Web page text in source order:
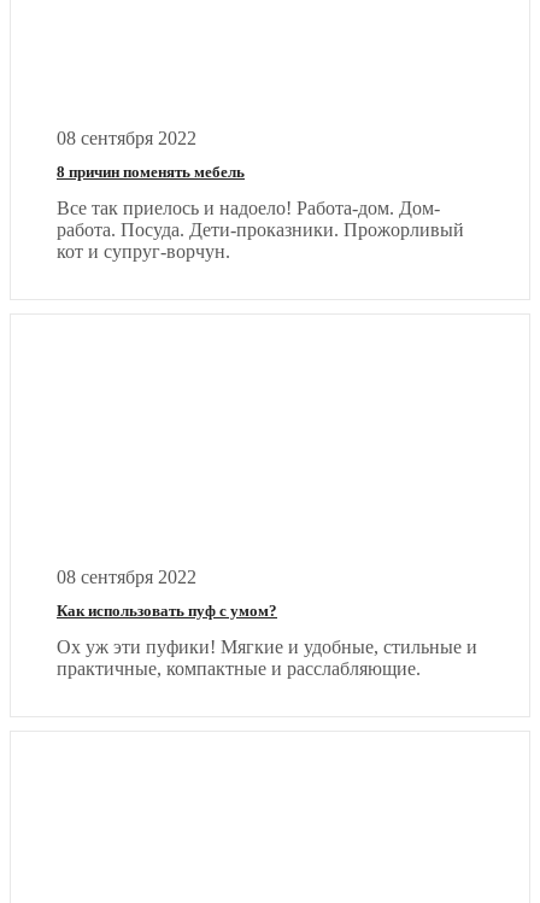
08 сентября 2022
8 причин поменять мебель
Все так приелось и надоело! Работа-дом. Дом-
работа. Посуда. Дети-проказники. Прожорливый
кот и супруг-ворчун.
08 сентября 2022
Как использовать пуф с умом?
Ох уж эти пуфики! Мягкие и удобные, стильные и
практичные, компактные и расслабляющие.